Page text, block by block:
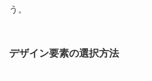
う。
デザイン要素の選択方法